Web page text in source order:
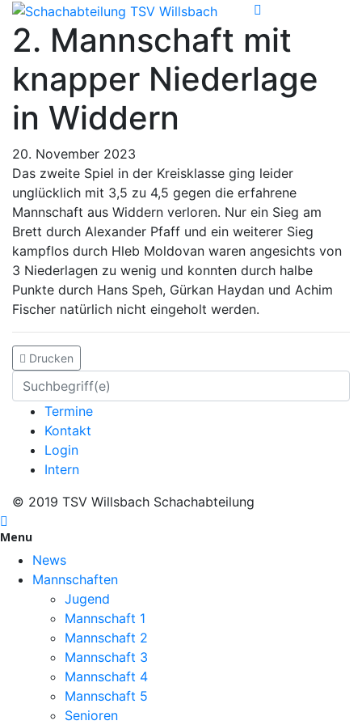
2. Mannschaft mit
knapper Niederlage
in Widdern
20. November 2023
Das zweite Spiel in der Kreisklasse ging leider
unglücklich mit 3,5 zu 4,5 gegen die erfahrene
Mannschaft aus Widdern verloren. Nur ein Sieg am
Brett durch Alexander Pfaff und ein weiterer Sieg
kampflos durch Hleb Moldovan waren angesichts von
3 Niederlagen zu wenig und konnten durch halbe
Punkte durch Hans Speh, Gürkan Haydan und Achim
Fischer natürlich nicht eingeholt werden.
Drucken
Termine
Kontakt
Login
Intern
© 2019 TSV Willsbach Schachabteilung
Menu
News
Mannschaften
Jugend
Mannschaft 1
Mannschaft 2
Mannschaft 3
Mannschaft 4
Mannschaft 5
Senioren